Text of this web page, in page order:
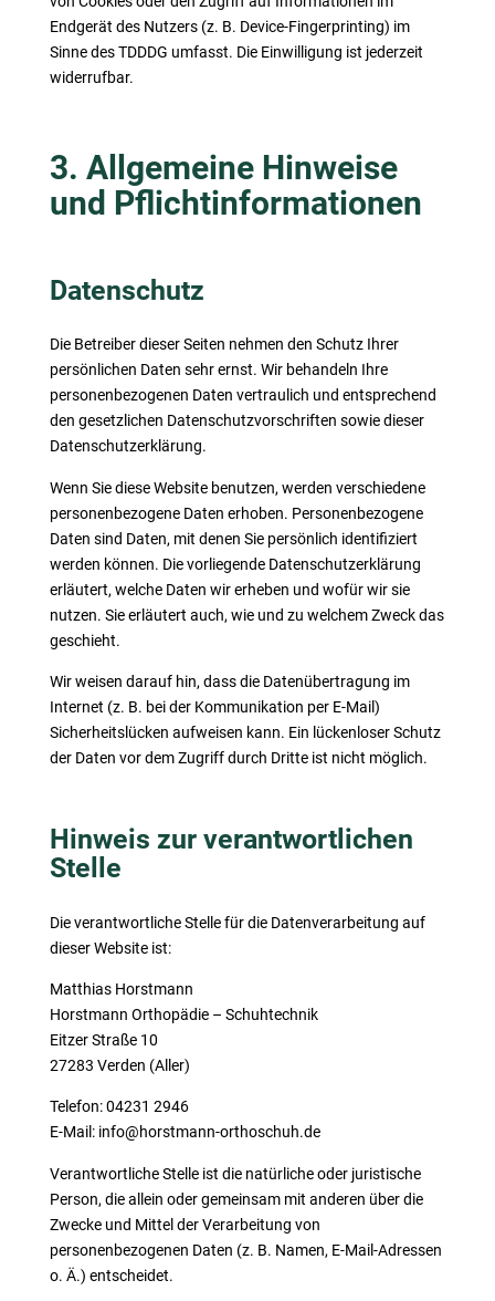
Endgerät des Nutzers (z. B. Device-Fingerprinting) im
Sinne des TDDDG umfasst. Die Einwilligung ist jederzeit
widerrufbar.
3. Allgemeine Hinweise
und Pflicht­informationen
Datenschutz
Die Betreiber dieser Seiten nehmen den Schutz Ihrer
persönlichen Daten sehr ernst. Wir behandeln Ihre
personenbezogenen Daten vertraulich und entsprechend
den gesetzlichen Datenschutzvorschriften sowie dieser
Datenschutzerklärung.
Wenn Sie diese Website benutzen, werden verschiedene
personenbezogene Daten erhoben. Personenbezogene
Daten sind Daten, mit denen Sie persönlich identifiziert
werden können. Die vorliegende Datenschutzerklärung
erläutert, welche Daten wir erheben und wofür wir sie
nutzen. Sie erläutert auch, wie und zu welchem Zweck das
geschieht.
Wir weisen darauf hin, dass die Datenübertragung im
Internet (z. B. bei der Kommunikation per E-Mail)
Sicherheitslücken aufweisen kann. Ein lückenloser Schutz
der Daten vor dem Zugriff durch Dritte ist nicht möglich.
Hinweis zur verantwortlichen
Stelle
Die verantwortliche Stelle für die Datenverarbeitung auf
dieser Website ist:
Matthias Horstmann
Horstmann Orthopädie – Schuhtechnik
Eitzer Straße 10
27283 Verden (Aller)
Telefon: 04231 2946
E-Mail: info@horstmann-orthoschuh.de
Verantwortliche Stelle ist die natürliche oder juristische
Person, die allein oder gemeinsam mit anderen über die
Zwecke und Mittel der Verarbeitung von
personenbezogenen Daten (z. B. Namen, E-Mail-Adressen
o. Ä.) entscheidet.